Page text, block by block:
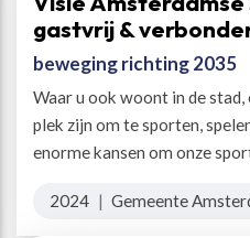
gastvrij &
beweging richting 2035
Waar u ook woont in de
plek zijn om te sporten,
enorme kansen om onze
2024 | Gemeente